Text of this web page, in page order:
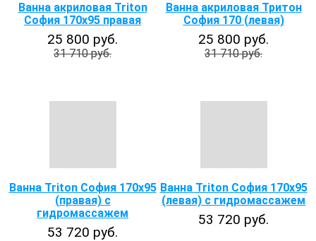
Ванна акриловая Triton
София 170х95 правая
25 800 руб.
31 710 руб.
Ванна акриловая Тритон
София 170 (левая)
25 800 руб.
31 710 руб.
Ванна Triton София 170х95
(правая) с
гидромассажем
53 720 руб.
Ванна Triton София 170х95
(левая) с гидромассажем
53 720 руб.